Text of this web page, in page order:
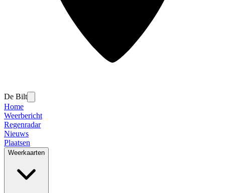
De Bilt
Home
Weerbericht
Regenradar
Nieuws
Plaatsen
Weerkaarten